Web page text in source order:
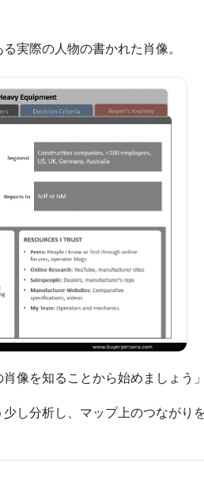
実際の人物の書かれた肖像。
像を知ることから始めましょう」
し分析し、マップ上のつながり